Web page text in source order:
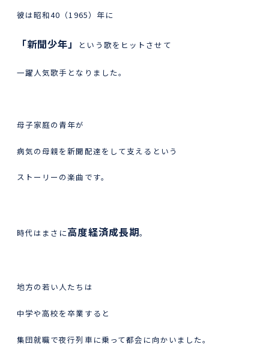
彼は昭和40（1965）年に
「新聞少年」 という歌をヒットさせて
一躍人気歌手となりました。
母子家庭の青年が
病気の母親を新聞配達をして支えるという
ストーリーの楽曲です。
時代はまさに高度経済成長期。
地方の若い人たちは
中学や高校を卒業すると
集団就職で夜行列車に乗って都会に向かいました。